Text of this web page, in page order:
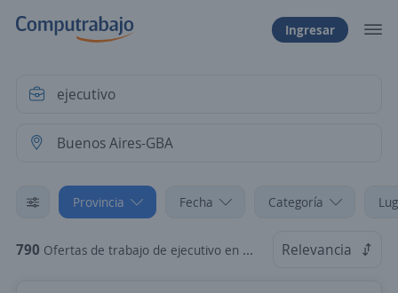
Ingresar
Provincia Fecha Categoría
790 Ofertas de trabajo de ejecutivo en Buenos Aires-GBA Relevancia